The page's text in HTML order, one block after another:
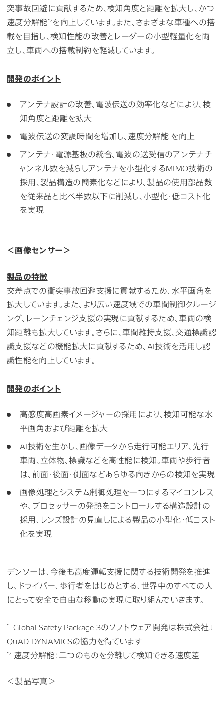
突事故回避に貢献するため、検知角度と距離を拡大し、かつ
速度分解能*2を向上しています。また、さまざまな車種への搭
載を目指し、検知性能の改善とレーダーの小型軽量化を両
立し、車両への搭載制約を軽減しています。
開発のポイント
アンテナ設計の改善、電波伝送の効率化などにより、検
知角度と距離を拡大
電波伝送の変調時間を増加し、速度分解能 を向上
アンテナ・電源基板の統合、電波の送受信のアンテナチ
ャンネル数を減らしアンテナを小型化するMIMO技術の
採用、製品構造の簡素化などにより、製品の使用部品数
を従来品と比べ半数以下に削減し、小型化・低コスト化
を実現
＜画像センサー＞
製品の特徴
交差点での衝突事故回避支援に貢献するため、水平画角を
拡大しています。また、より広い速度域での車間制御クルージ
ング、レーンチェンジ支援の実現に貢献するため、車両の検
知距離も拡大しています。さらに、車間維持支援、交通標識認
識支援などの機能拡大に貢献するため、AI技術を活用し認
識性能を向上しています。
開発のポイント
高感度高画素イメージャーの採用により、検知可能な水
平画角および距離を拡大
AI技術を生かし、画像データから走行可能エリア、先行
車両、立体物、標識などを高性能に検知。車両や歩行者
は、前面・後面・側面などあらゆる向きからの検知を実現
画像処理とシステム制御処理を一つにするマイコンレス
や、プロセッサーの発熱をコントロールする構造設計の
採用、レンズ設計の見直しによる製品の小型化・低コスト
化を実現
デンソーは、今後も高度運転支援に関する技術開発を推進
し、ドライバー、歩行者をはじめとする、世界中のすべての人
にとって安全で自由な移動の実現に取り組んでいきます。
*1 Global Safety Package 3のソフトウェア開発は株式会社J-
QuAD DYNAMICSの協力を得ています
*2 速度分解能：二つのものを分離して検知できる速度差
＜製品写真＞